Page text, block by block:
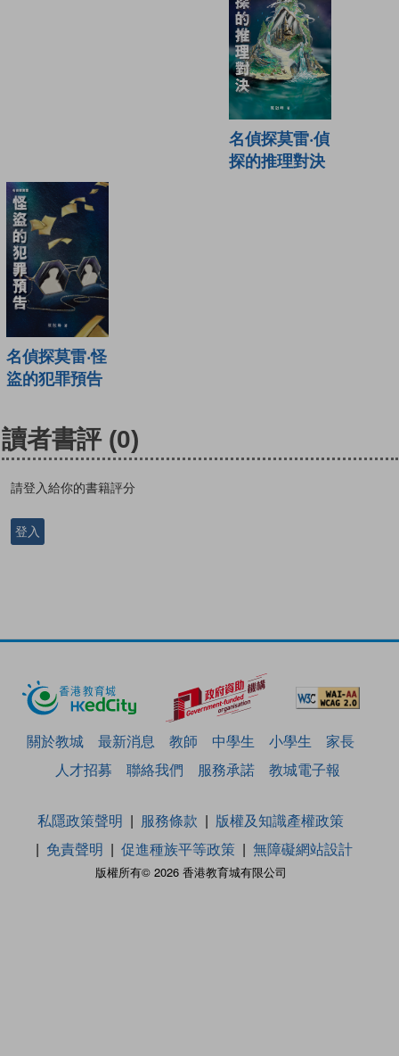
名偵探莫雷‧偵
探的推理對決
名偵探莫雷‧怪
盜的犯罪預告
讀者書評 (0)
請登入給你的書籍評分
登入
關於教城 最新消息 教師 中學生 小學生
家長
人才招募
聯絡我們 服務承諾 教城電子報
版權所有© 2026 香港教育城有限公司
私隱政策聲明 服務條款
版權及知識產權政策
免責聲明
促進種族平等政策 無障礙網站設計